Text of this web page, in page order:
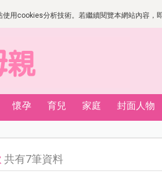
使用cookies分析技術。若繼續閱覽本網站內容
懷孕 育兒 家庭 封面人物
共有7筆資料